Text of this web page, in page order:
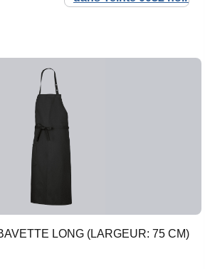
LONG (LARGEUR: 75 CM)